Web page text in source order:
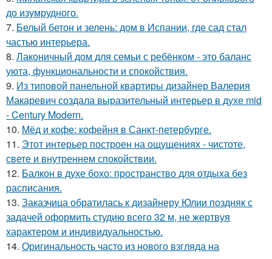
до изумрудного.
7. Белый бетон и зелень: дом в Испании, где сад стал
частью интерьера.
8. Лаконичный дом для семьи с ребёнком - это баланс
уюта, функциональности и спокойствия.
9. Из типовой панельной квартиры дизайнер Валерия
Макаревич создала выразительный интерьер в духе mid
- Century Modern.
10. Мёд и кофе: кофейня в Санкт-петербурге.
11. Этот интерьер построен на ощущениях - чистоте,
свете и внутреннем спокойствии.
12. Балкон в духе бохо: пространство для отдыха без
расписания.
13. Заказчица обратилась к дизайнеру Юлии поздняк с
задачей оформить студию всего 32 м, не жертвуя
характером и индивидуальностью.
14. Оригинальность часто из нового взгляда на